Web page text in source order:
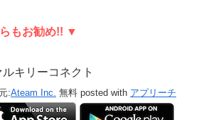
もお勧め!! ▼
ルキリーコネクト
:Ateam Inc. 無料 posted with アプリーチ